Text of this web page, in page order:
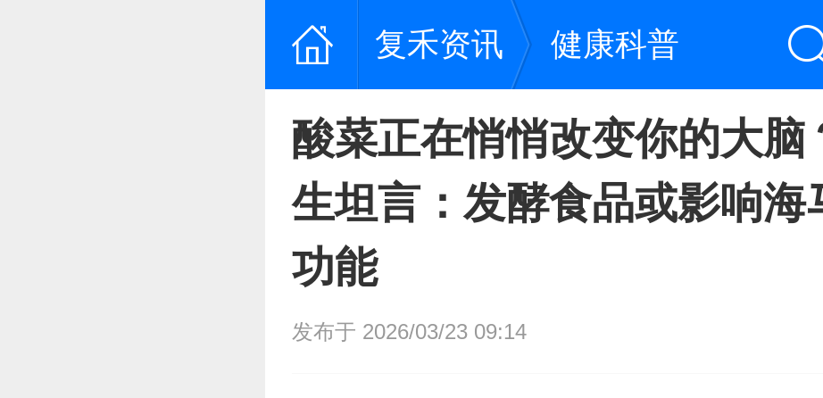
复禾资讯 健康科普
酸菜正在悄悄改变你的大脑
生坦言：发酵食品或影响海
功能
发布于 2026/03/23 09:14